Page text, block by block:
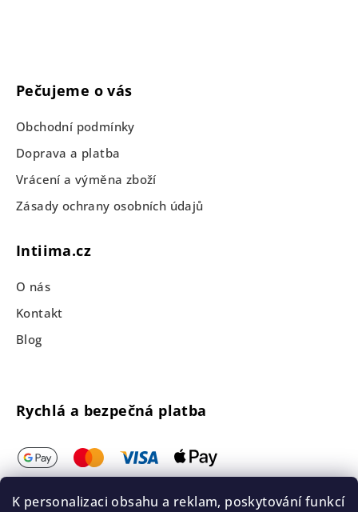
K personalizaci obsahu a reklam, poskytování funkcí
Pečujeme o vás
Obchodní podmínky
Doprava a platba
Vrácení a výměna zboží
Zásady ochrany osobních údajů
Intiima.cz
O nás
Kontakt
Blog
Rychlá a bezpečná platba